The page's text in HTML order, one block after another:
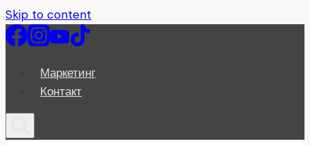
Skip to content
Маркетинг
Контакт